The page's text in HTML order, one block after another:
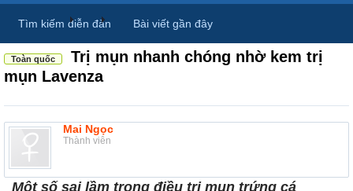
Diễn đàn ... Mỹ phẩm & spa làm đẹp tại Đồng Nai
Toàn quốc
Trị mụn nhanh chóng nhờ kem trị
mụn Lavenza
Mai Ngọc
Thành viên
Một số sai lầm trong điều trị mụn trứng cá
Tìm kiếm diễn đàn Bài viết gần đây